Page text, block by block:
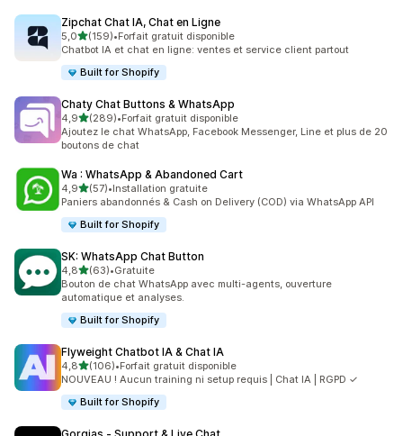
Zipchat Chat IA, Chat en Ligne
5,0étoile(s) sur 5
(159)
159 avis au total
•Forfait gratuit disponible
Chatbot IA et chat en ligne: ventes et service client partout
Built for Shopify
Chaty Chat Buttons & WhatsApp
4,9étoile(s) sur 5
(289)
289 avis au total
•Forfait gratuit disponible
Ajoutez le chat WhatsApp, Facebook Messenger, Line et plus de 20
boutons de chat
Wa : WhatsApp & Abandoned Cart
4,9étoile(s) sur 5
(57)
57 avis au total
•Installation gratuite
Paniers abandonnés & Cash on Delivery (COD) via WhatsApp API
Built for Shopify
SK: WhatsApp Chat Button
4,8étoile(s) sur 5
(63)
63 avis au total
•Gratuite
Bouton de chat WhatsApp avec multi-agents, ouverture
automatique et analyses.
Built for Shopify
Flyweight Chatbot IA & Chat IA
4,8étoile(s) sur 5
(106)
106 avis au total
•Forfait gratuit disponible
NOUVEAU ! Aucun training ni setup requis | Chat IA | RGPD ✓
Built for Shopify